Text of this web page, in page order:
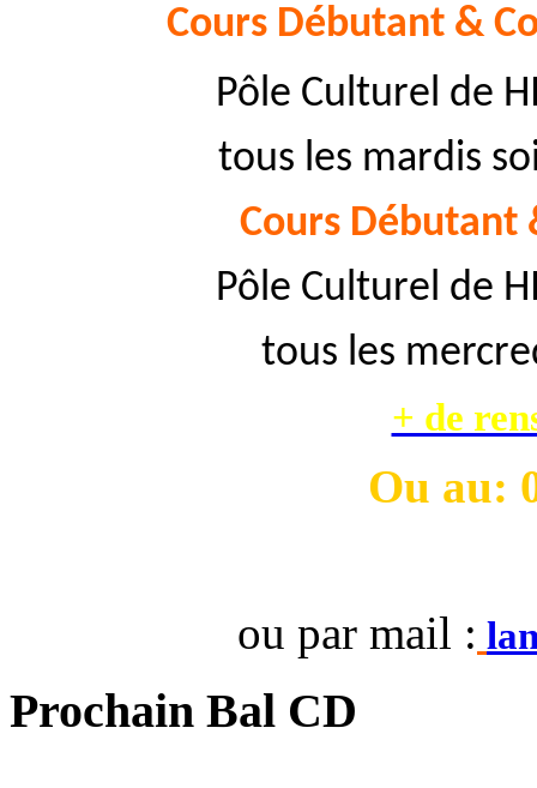
Cours Débutant &
Pôle Culturel de
tous les mardis
Cours Débutant
Pôle Culturel de
tous les
+ de
Ou au:
ou par mail :
Prochain Bal CD